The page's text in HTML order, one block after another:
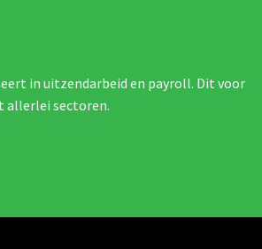
in uitzendarbeid en payroll. Dit voor
allerlei sectoren.